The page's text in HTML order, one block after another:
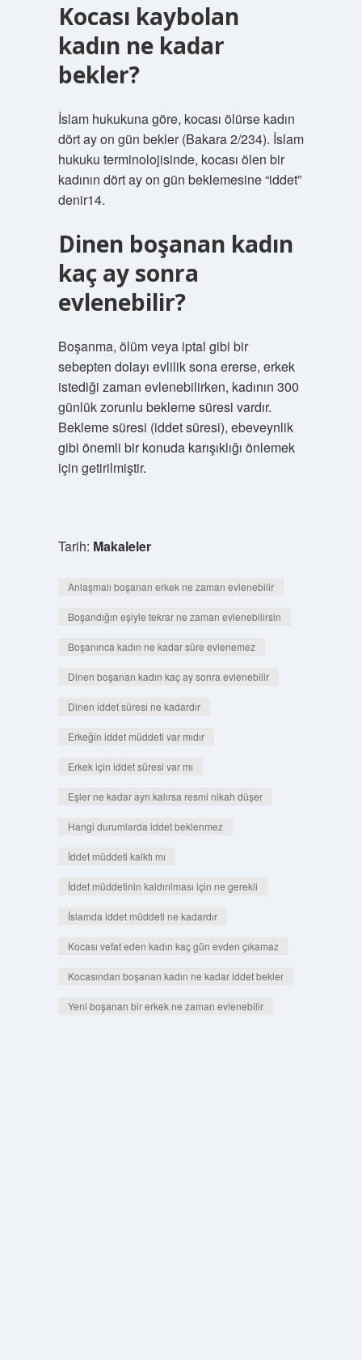
Kocası kaybolan
kadın ne kadar
bekler?
İslam hukukuna göre, kocası ölürse kadın
dört ay on gün bekler (Bakara 2/234). İslam
hukuku terminolojisinde, kocası ölen bir
kadının dört ay on gün beklemesine “iddet”
denir14.
Dinen boşanan kadın
kaç ay sonra
evlenebilir?
Boşanma, ölüm veya iptal gibi bir
sebepten dolayı evlilik sona ererse, erkek
istediği zaman evlenebilirken, kadının 300
günlük zorunlu bekleme süresi vardır.
Bekleme süresi (iddet süresi), ebeveynlik
gibi önemli bir konuda karışıklığı önlemek
için getirilmiştir.
Tarih: Makaleler
Anlaşmalı boşanan erkek ne zaman evlenebilir
Boşandığın eşiyle tekrar ne zaman evlenebilirsin
Boşanınca kadın ne kadar süre evlenemez
Dinen boşanan kadın kaç ay sonra evlenebilir
Dinen iddet süresi ne kadardır
Erkeğin iddet müddeti var mıdır
Erkek için iddet süresi var mı
Eşler ne kadar ayrı kalırsa resmi nikah düşer
Hangi durumlarda iddet beklenmez
İddet müddeti kalktı mı
İddet müddetinin kaldırılması için ne gerekli
İslamda iddet müddeti ne kadardır
Kocası vefat eden kadın kaç gün evden çıkamaz
Kocasından boşanan kadın ne kadar iddet bekler
Yeni boşanan bir erkek ne zaman evlenebilir